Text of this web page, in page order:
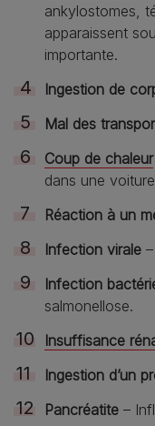
ankylostomes,
apparaissent
importante.
Ingestion de
Mal des
Coup de chaleur
dans une
Réaction à un
Infection virale
Infection
salmonellose.
Insuffisance
Ingestion d’un
Pancréatite –